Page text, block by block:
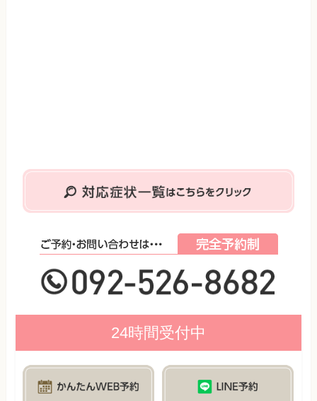
24時間受付中